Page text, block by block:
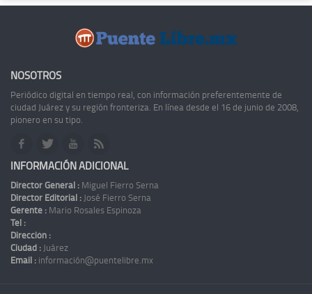
NOSOTROS
Periódico digital en tiempo real, con información preferentemente de
ciudad Juárez y su región fronteriza. En línea desde el 16 de junio de 2008,
pionero en su tipo.
INFORMACIÓN ADICIONAL
Director General : Miguel Fierro Serna
Director Editorial : José Fierro Serna
Gerente : Mario Rosales Espinoza
Tel :
Dirección :
Ciudad : Juárez
Email : información@puentelibre.mx